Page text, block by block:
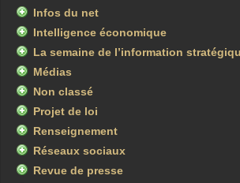
Infos du net
Intelligence économique
La semaine de l’information
Médias
Non classé
Projet de loi
Renseignement
Réseaux sociaux
Revue de presse